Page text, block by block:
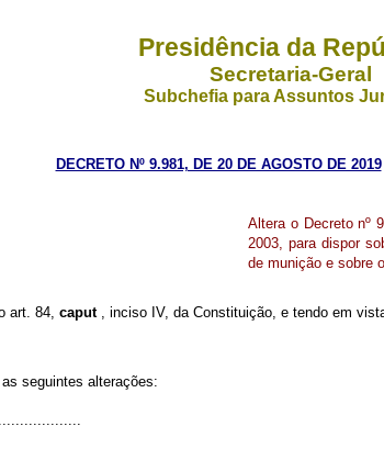
Presidência da
Secretaria-Geral
Subchefia para Assuntos
DECRETO Nº 9.981, DE 20 DE AGOSTO DE 2019
Altera o Decreto nº
2003, para dispor
de munição e sobre
art. 84, caput , inciso IV, da Constituição, e tendo em
seguintes alterações: